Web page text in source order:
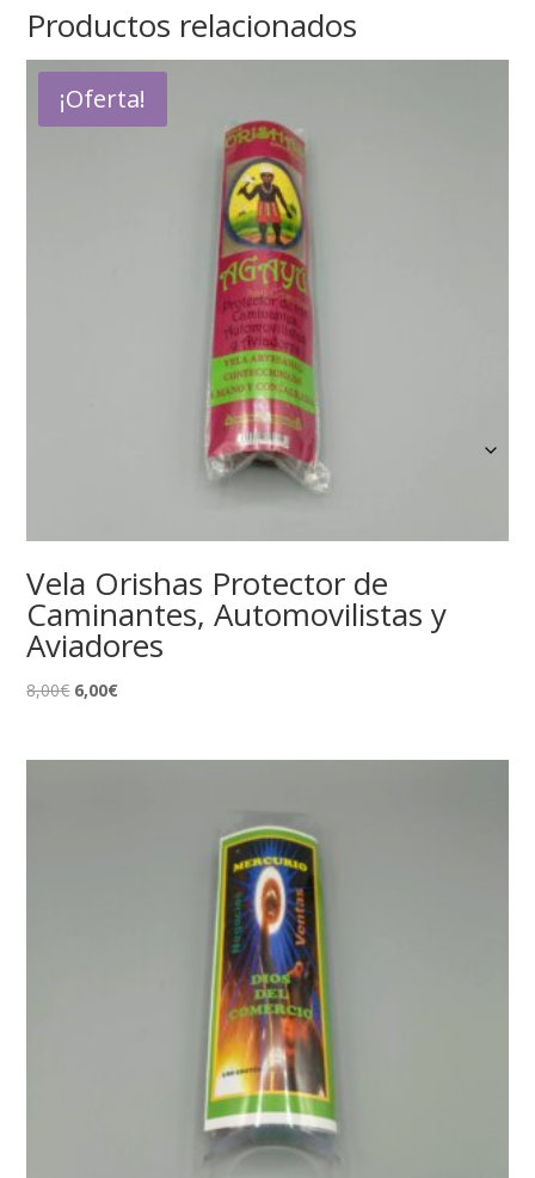
Productos relacionados
¡Oferta!
Vela Orishas Protector de
Caminantes, Automovilistas y
Aviadores
8,00€ El
6,00€El